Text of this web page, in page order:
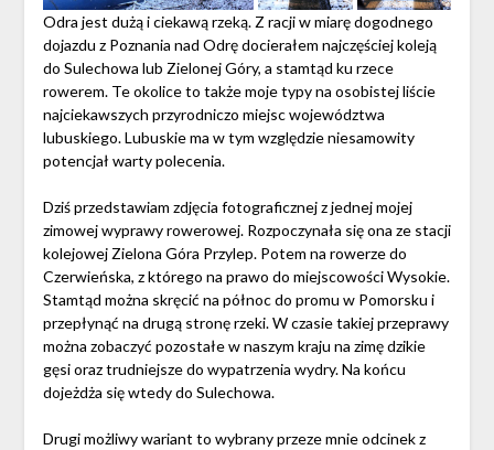
Odra jest dużą i ciekawą rzeką. Z racji w miarę dogodnego
dojazdu z Poznania nad Odrę docierałem najczęściej koleją
do Sulechowa lub Zielonej Góry, a stamtąd ku rzece
rowerem. Te okolice to także moje typy na osobistej liście
najciekawszych przyrodniczo miejsc województwa
lubuskiego. Lubuskie ma w tym względzie niesamowity
potencjał warty polecenia.
Dziś przedstawiam zdjęcia fotograficznej z jednej mojej
zimowej wyprawy rowerowej. Rozpoczynała się ona ze stacji
kolejowej Zielona Góra Przylep. Potem na rowerze do
Czerwieńska, z którego na prawo do miejscowości Wysokie.
Stamtąd można skręcić na północ do promu w Pomorsku i
przepłynąć na drugą stronę rzeki. W czasie takiej przeprawy
można zobaczyć pozostałe w naszym kraju na zimę dzikie
gęsi oraz trudniejsze do wypatrzenia wydry. Na końcu
dojeżdża się wtedy do Sulechowa.
Drugi możliwy wariant to wybrany przeze mnie odcinek z